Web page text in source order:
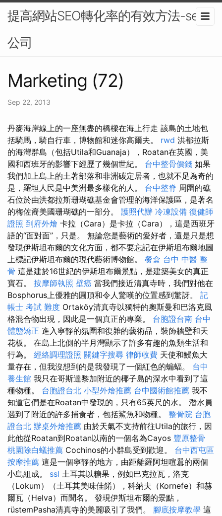
提高網站SEO轉化率的有效方法-seo
公司
Marketing (72)
Sep 22, 2013
丹麥海岸線上的一座無盡的橋樑在海上行走 該島的土地包
括騎馬，騎自行車，博物館和迷你高爾夫。 rwd 洪都拉斯
的海灣群島（包括Utila和Guanaja），Roatan在英國，美
國和西班牙的影響下經歷了幾個世紀。 台中整骨價錢 如果
我們加上島上的土著部落和非洲碳定居者，也就不足為奇的
是，羅坦人民是中美洲最多樣化的人。 台中整脊 周圍的礁
石位於由洪都拉斯珊瑚礁基金會管理的海洋保護區，是著名
的梅佐裔美國珊瑚礁的一部分。 護照代辦 冷凍設備 復健師
證照 到府外燴 卡拉（Cara）是卡拉（Cara），這是西班牙
語的“面對面”，只是。 無論您是藝術的愛好者，還是只是想
發現伊斯坦布爾的文化方面，都不要忘記在伊斯坦布爾地圖
上標記伊斯坦布爾的現代藝術博物館。 餐盒 台中 中醫 整
骨 這是建於16世紀的伊斯坦布爾景點，是建築美女的真正
寶石。 按摩師執照 壁癌 當我們接近清真寺時，我們對他在
Bosphorus上優雅的圓頂和令人驚嘆的位置感到驚訝。 記
帳士 考試 難度 Ortaköy清真寺以獨特的奧斯曼和巴洛克風
格混合物出現，因此是一個真正的專業。 台胞證台南 台中
體態矯正 進入寧靜的氛圍和復雜的藝術品，裝飾牆壁和天
花板。 在島上北側的半月灣顯示了許多有趣的魚類生活和
行為。 經絡調理證照 關鍵字搜尋 律師收費 天使和鰻魚大
量存在，但我沒想到的是我發現了一個紅色的蝙蝠。 台中
養生館 我只在哥斯達黎加附近的椰子島的深水中看到了這
種物種。 台胞證台北 小型外燴推薦 台中國術館推薦 我不
知道它們是在Roatan中發現的，只有65英尺的水。 潛水員
遇到了附近的許多捕食者，包括鯊魚和物種。 整骨院 台胞
證台北 辦桌外燴推薦 由於天氣不支持前往Utila的旅行，因
此他從Roatan到Roatan以南的一個名為Cayos 豐原整骨
桃園除白蟻推薦 Cochinos的小群島受到歡迎。 台中西屯區
按摩推薦 這是一個寧靜的地方，由距離羅阿坦喧囂的兩個
小島組成。 ssl 土耳其以糖果，例如巴克拉瓦，洛克
（Lokum）（土耳其美味佳餚），科納夫（Kornefe）和赫
爾瓦（Helva）而聞名。 發現伊斯坦布爾的景點，
rüstemPasha清真寺的美麗吸引了我們。 腳底按摩教學 這